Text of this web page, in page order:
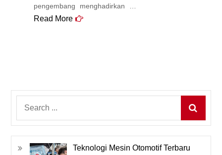
pengembang menghadirkan …
Read More
Teknologi Mesin Otomotif Terbaru